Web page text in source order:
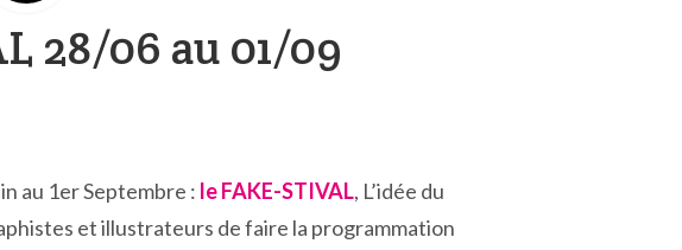
28/06 au 01/09
au 1er Septembre : le FAKE-STIVAL, L’idée du
et illustrateurs de faire la programmation